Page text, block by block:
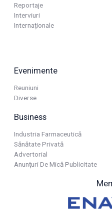
Reportaje
Interviuri
Internaționale
Evenimente
Reuniuni
Diverse
Business
Industria Farmaceutică
Sănătate Privată
Advertorial
Anunțuri De Mică Publicitate